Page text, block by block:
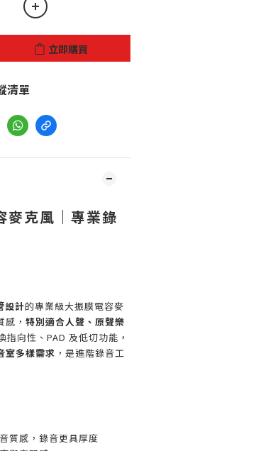
立即購買
清單
克風｜專業錄
設計的專業級大振膜電容麥
， 特別適合人聲、原聲樂
向性、PAD 及低切功能，
室多樣需求 ，是進階錄音工
質感，錄音更具厚度